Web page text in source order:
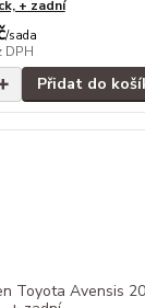
+ zadní
/sada
DPH
Přidat do